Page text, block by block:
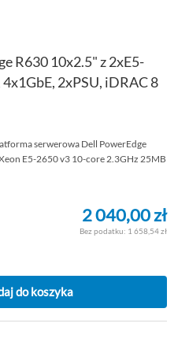
R630 10x2.5" z 2xE5-
2xPSU, iDRAC 8
serwerowa Dell PowerEdge
E5-2650 v3 10-core 2.3GHz 25MB
2 040,00 zł
1 658,54 zł
do koszyka